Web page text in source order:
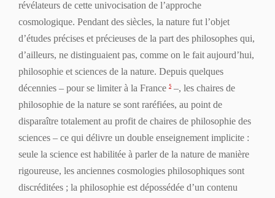
révélateurs de cette univocisation de l’approche
cosmologique. Pendant des siècles, la nature fut l’objet
d’études précises et précieuses de la part des philosophes qui,
d’ailleurs, ne distinguaient pas, comme on le fait aujourd’hui,
philosophie et sciences de la nature. Depuis quelques
décennies – pour se limiter à la France 5 –, les chaires de
philosophie de la nature se sont raréfiées, au point de
disparaître totalement au profit de chaires de philosophie des
sciences – ce qui délivre un double enseignement implicite :
seule la science est habilitée à parler de la nature de manière
rigoureuse, les anciennes cosmologies philosophiques sont
discréditées ; la philosophie est dépossédée d’un contenu